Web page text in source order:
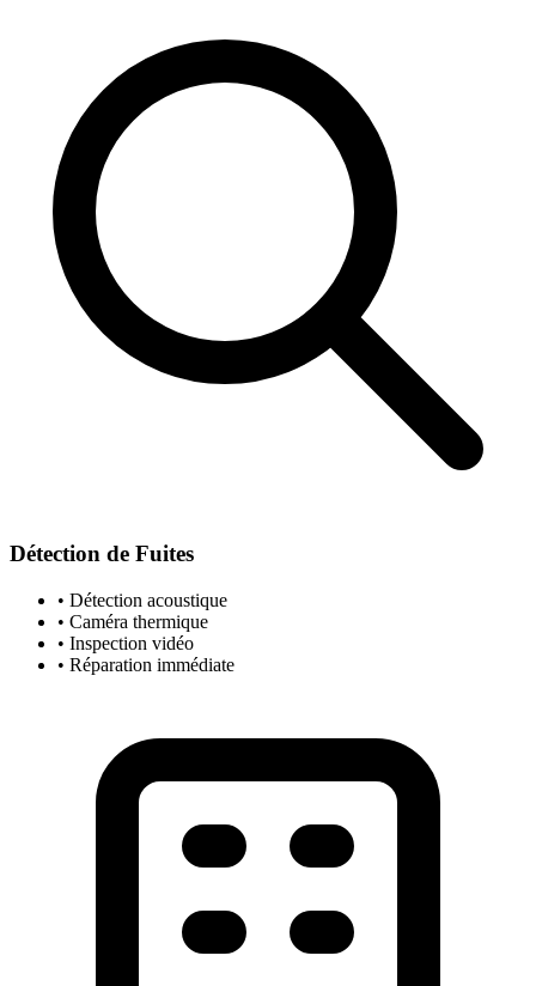
Détection de Fuites
• Détection acoustique
• Caméra thermique
• Inspection vidéo
• Réparation immédiate